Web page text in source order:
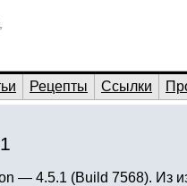
Рецепты Ссылки
— 4.5.1 (Build 7568). Из